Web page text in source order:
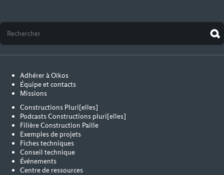
Adhérer à Oïkos
Équipe et contacts
Missions
Constructions Pluri[elles]
Podcasts Constructions pluri[elles]
Filière Construction Paille
Exemples de projets
Fiches techniques
Conseil technique
Événements
Centre de ressources